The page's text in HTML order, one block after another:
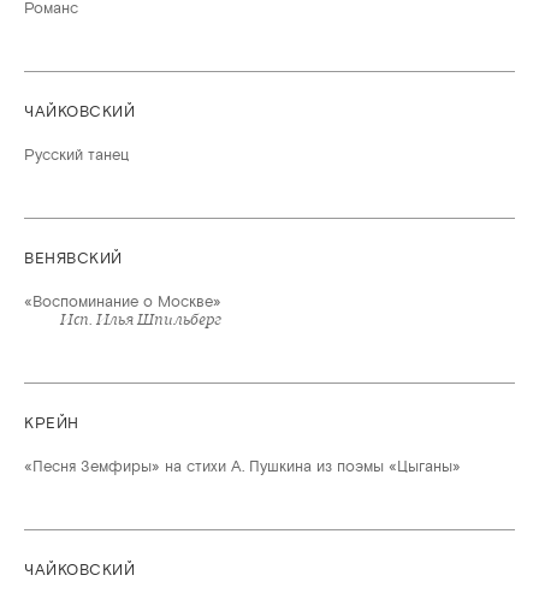
Романс
ЧАЙКОВСКИЙ
Русский танец
ВЕНЯВСКИЙ
«Воспоминание о Москве»
Исп. Илья Шпильберг
КРЕЙН
«Песня Земфиры» на стихи А. Пушкина из поэмы «Цыганы»
ЧАЙКОВСКИЙ